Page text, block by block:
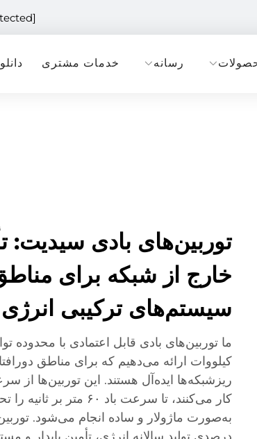
رسانه خدمات مشتری
توربین‌های بادی سیدیت:
خارج از شبکه برای
سیستم‌های ترکیبی انرژی
کیلووات ارائه می‌دهیم که برای مناطق
کار می‌کنند، تا سرعت باد